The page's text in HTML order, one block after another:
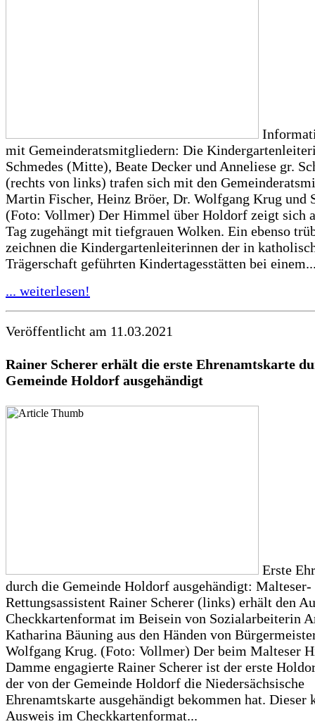
mit Gemeinderatsmitgliedern: Die
Schmedes (Mitte), Beate Decker und Anneliese gr.
(rechts von links) trafen sich mit den
Martin Fischer, Heinz Bröer, Dr. Wolfgang Krug und
(Foto: Vollmer) Der Himmel über Holdorf zeigt sich
Tag zugehängt mit tiefgrauen Wolken. Ein ebenso
zeichnen die Kindergartenleiterinnen der in
Trägerschaft geführten Kindertagesstätten bei
... weiterlesen!
Veröffentlicht am 11.03.2021
Rainer Scherer erhält die erste Ehrenamtskarte
Gemeinde Holdorf ausgehändigt
Erste
durch die Gemeinde Holdorf ausgehändigt: Malteser-
Rettungsassistent Rainer Scherer (links) erhält den
Checkkartenformat im Beisein von Sozialarbeiterin
Katharina Bäuning aus den Händen von
Wolfgang Krug. (Foto: Vollmer) Der beim Malteser
Damme engagierte Rainer Scherer ist der erste
der von der Gemeinde Holdorf die Niedersächsische
Ehrenamtskarte ausgehändigt bekommen hat. Dieser
Ausweis im Checkkartenformat...